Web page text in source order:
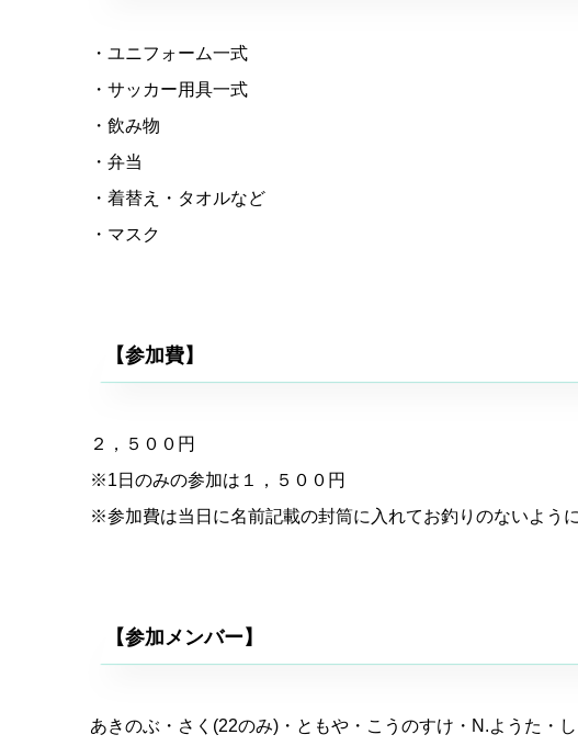
・ユニフォーム一式
・サッカー用具一式
・飲み物
・弁当
・着替え・タオルなど
・マスク
【参加費】
２，５００円
※1日のみの参加は１，５００円
※参加費は当日に名前記載の封筒に入れてお釣りのないよう
【参加メンバー】
あきのぶ・さく(22のみ)・ともや・こうのすけ・N.ようた・